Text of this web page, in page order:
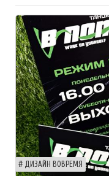
ДИЗАЙН ВОВРЕМЯ